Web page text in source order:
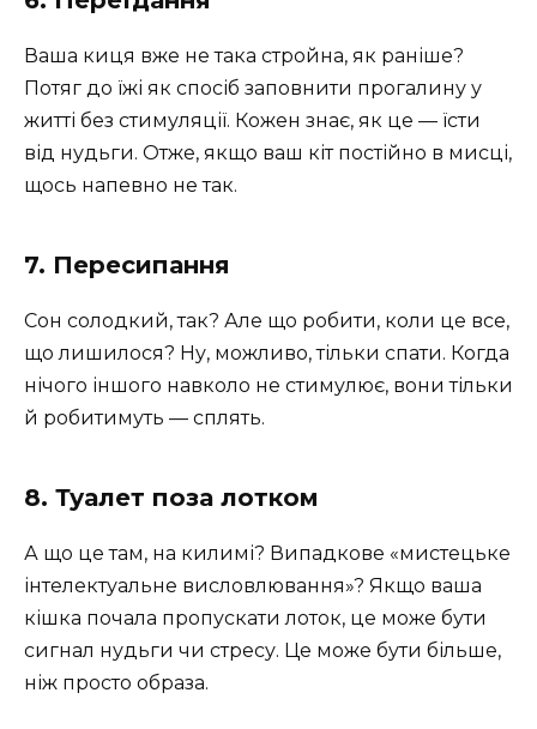
Ваша киця вже не така стройна, як раніше?
Потяг до їжі як спосіб заповнити прогалину у
житті без стимуляції. Кожен знає, як це — їсти
від нудьги. Отже, якщо ваш кіт постійно в мисці,
щось напевно не так.
7. Пересипання
Сон солодкий, так? Але що робити, коли це все,
що лишилося? Ну, можливо, тільки спати. Когда
нічого іншого навколо не стимулює, вони тільки
й робитимуть — сплять.
8. Туалет поза лотком
А що це там, на килимі? Випадкове «мистецьке
інтелектуальне висловлювання»? Якщо ваша
кішка почала пропускати лоток, це може бути
сигнал нудьги чи стресу. Це може бути більше,
ніж просто образа. ️